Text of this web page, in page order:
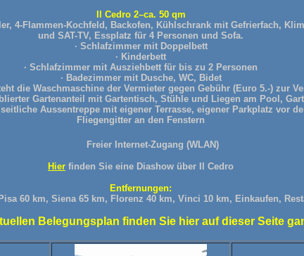
Il Cedro 2–ca. 50 qm
4-Flammen-Kochfeld, Backofen, Kühlschrank mit Gefrierfach,
und SAT-TV, Essplatz für 4 Personen und Sofa.
· Schlafzimmer mit Doppelbett
· Kinderbett
· Schlafzimmer mit Ausziehbett für bis zu 2 Personen
· Badezimmer mit Dusche, WC, Bidet
die Waschmaschine der Vermieter gegen Gebühr (Euro 5.-) zur
Gartenanteil mit Gartentisch, Stühle und Liegen am Pool,
Aussentreppe mit eigener Terrasse, eigener Parkplatz vor
Fliegengitter an den Fenstern
Freier Internet-Zugang (WLAN)
Hier finden Sie eine Diashow über Il Cedro
Entfernungen:
60 km, Siena 65 km, Florenz 40 km, Vinci 10 km, Einkaufen,
Belegungsplan finden Sie hier auf dieser Seite